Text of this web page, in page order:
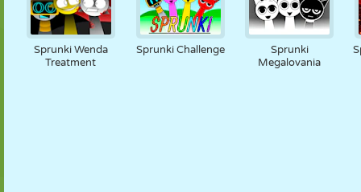
Sprunki Wenda
Treatment
Sprunki Challenge
Sprunki
Megalovania